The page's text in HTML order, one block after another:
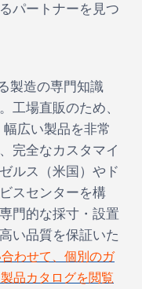
パートナーを見つ
製造の専門知識
工場直販のため、
広い製品を非常
完全なカスタマイ
ルス（米国）やド
スセンターを構
門的な採寸・設置
い品質を保証いた
合わせて、個別のガ
品カタログを閲覧